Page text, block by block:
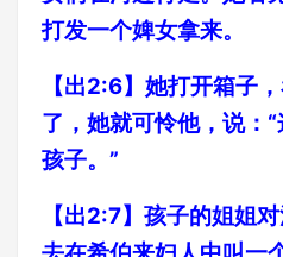
打发一个婢女拿来。
【出2:6】她打开箱子
了，她就可怜他，说：
孩子。”
【出2:7】孩子的姐姐